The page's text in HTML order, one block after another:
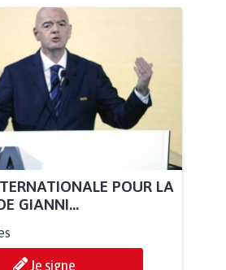
POUR LA
GIANNI...
Je signe